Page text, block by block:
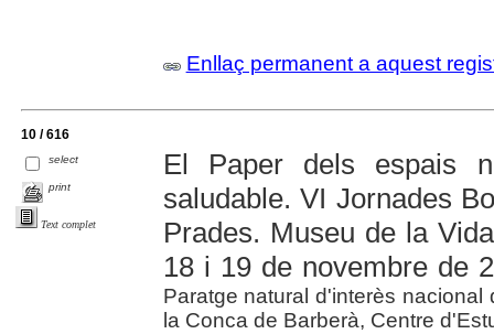
Enllaç permanent a aquest
10 / 616
select
print
Text complet
El Paper dels espais
saludable. VI Jornades
Prades. Museu de la
18 i 19 de novembre de
Paratge natural d'interès
la Conca de Barberà, Centre